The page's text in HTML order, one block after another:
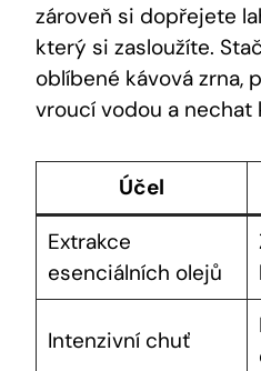
zároveň si dopřejete
který si zasloužíte.
oblíbené kávová zrna,
vroucí vodou a nechat
Účel
Extrakce
esenciálních olejů
Intenzivní chuť